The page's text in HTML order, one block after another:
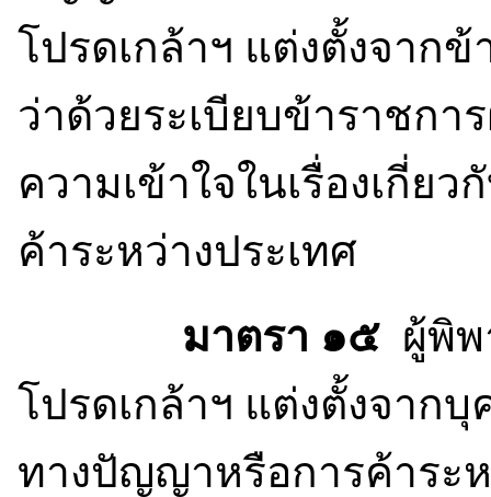
โปรดเกล้าฯ แต่งตั้งจาก
ว่าด้วยระเบียบข้าราชกา
ความเข้าใจในเรื่องเกี่
ค้าระหว่างประเทศ
มาตรา ๑๕ ผู้พิ
โปรดเกล้าฯ แต่งตั้งจา
ทางปัญญาหรือการค้าระ